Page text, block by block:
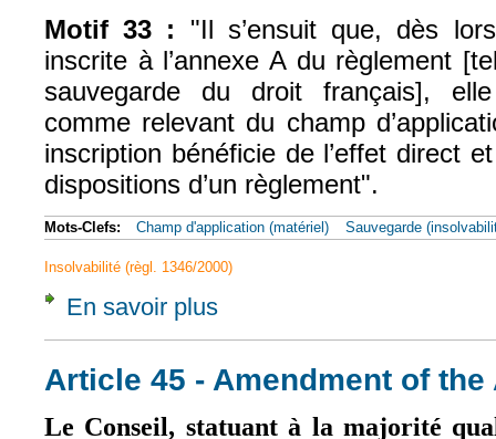
Motif 33 : "Il s’ensuit que, dès
inscrite à l’annexe A du règlement
sauvegarde du droit français],
comme relevant du champ
inscription bénéficie de l’effet direct
dispositions d’un règlement".
Mots-Clefs: Champ d'application (matériel) Sauvegarde
Insolvabilité (règl. 1346/2000)
En savoir plus
Article 45 - Amendment of the
Le Conseil, statuant à la majorité